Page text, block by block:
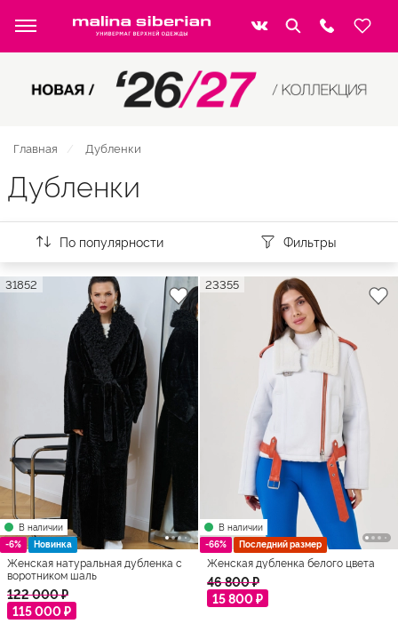
Главная Дубленки
Дубленки
По популярности Фильтры
В наличии
-6%
Новинка
31852
Женская натуральная дубленка с
воротником шаль
122 000 ₽
115 000 ₽
В наличии
-66%
Последний размер
23355
Женская дубленка белого цвета
46 800 ₽
15 800 ₽